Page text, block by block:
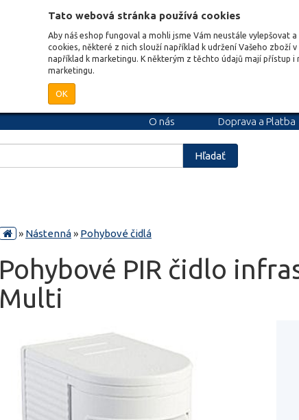
Tato webová stránka používá cookies
Aby náš eshop fungoval a mohli jsme Vám neustále vylepšovat
cookies, některé z nich slouží například k udržení Vašeho zboží
například k marketingu. K některým z těchto údajů mají přístup
marketingu.
OK
O nás Doprava a Platba
Hľadať
» Nástenná» Pohybové čidlá
Pohybové PIR čidlo
Multi